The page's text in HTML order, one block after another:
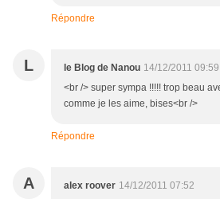
Répondre
L le Blog de Nanou 14/12/2011 09:59
<br /> super sympa !!!!! trop beau
comme je les aime, bises<br />
Répondre
A alex roover 14/12/2011 07:52